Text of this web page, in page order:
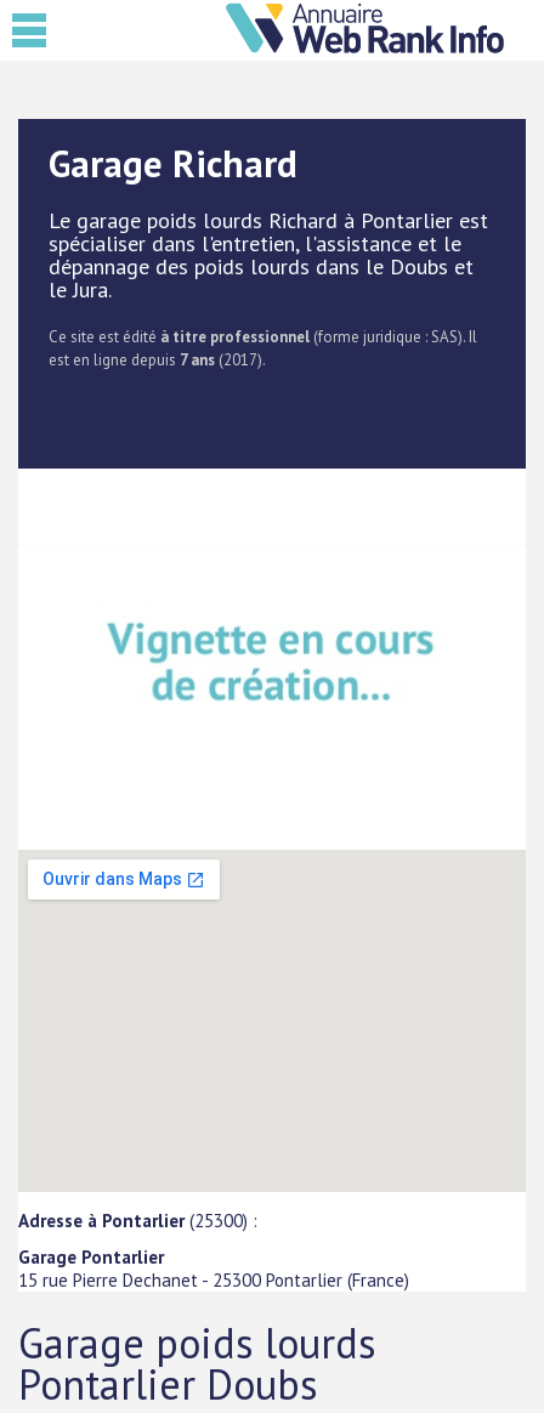
Garage Richard
Le garage poids lourds Richard à Pontarlier est
spécialiser dans l'entretien, l'assistance et le
dépannage des poids lourds dans le Doubs et
le Jura.
Ce site est édité à titre professionnel (forme juridique : SAS). Il
est en ligne depuis 7 ans (2017).
Adresse à Pontarlier(25300) :
Garage Pontarlier
15 rue Pierre Dechanet - 25300 Pontarlier (France)
Garage poids lourds
Pontarlier Doubs